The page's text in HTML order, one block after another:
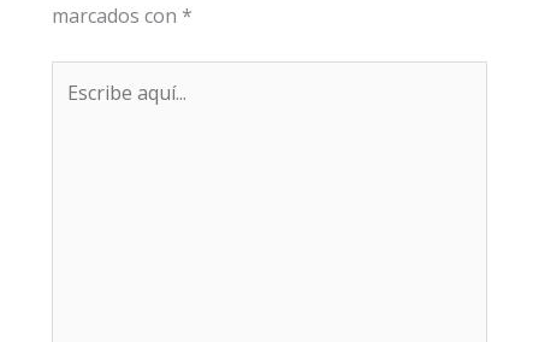
marcados con *
aquí...